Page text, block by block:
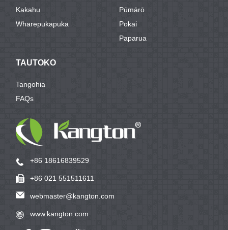
Kakahu
Wharepukapuka
Pūmārō
Pokai
Paparua
TAUTOKO
Tangohia
FAQs
+86 18616839529
+86 021 551511611
webmaster@kangton.com
www.kangton.com